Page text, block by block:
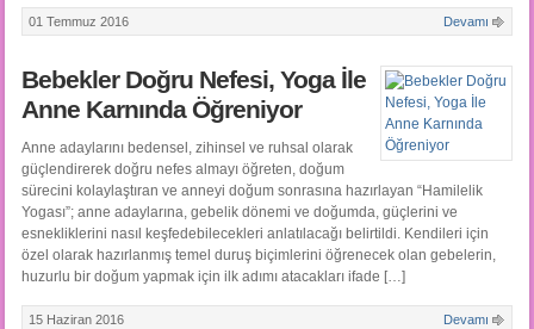
01 Temmuz 2016 Devamı
Bebekler Doğru Nefesi, Yoga İle
Anne Karnında Öğreniyor
Anne adaylarını bedensel, zihinsel ve ruhsal olarak
güçlendirerek doğru nefes almayı öğreten, doğum
sürecini kolaylaştıran ve anneyi doğum sonrasına hazırlayan “Hamilelik
Yogası”; anne adaylarına, gebelik dönemi ve doğumda, güçlerini ve
esnekliklerini nasıl keşfedebilecekleri anlatılacağı belirtildi. Kendileri için
özel olarak hazırlanmış temel duruş biçimlerini öğrenecek olan gebelerin,
huzurlu bir doğum yapmak için ilk adımı atacakları ifade […]
15 Haziran 2016 Devamı